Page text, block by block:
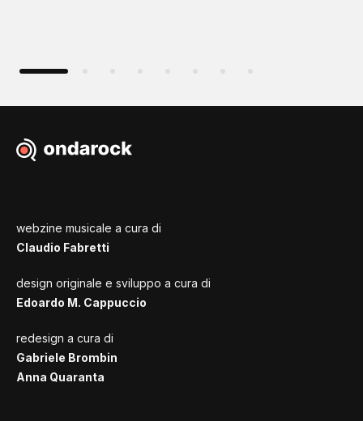
webzine musicale a cura di
Claudio Fabretti
design originale e sviluppo a cura di
Edoardo M. Cappuccio
redesign a cura di
Gabriele Brombin
Anna Quaranta